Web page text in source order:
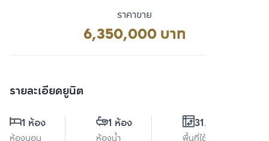
ราคาขาย
6,350,000 บาท
รายละเอียดยูนิต
1 ห้อง 1 ห้อง 31.5 ตร.ม.